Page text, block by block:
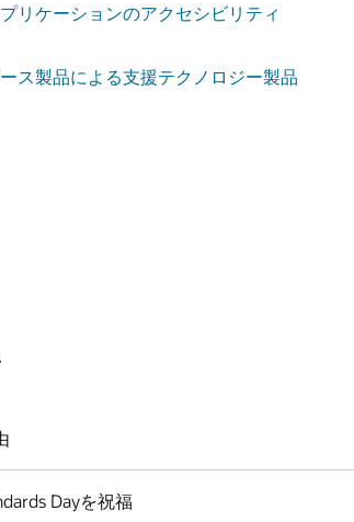
リケーションのアクセシビリティ
ス製品による支援テクノロジー製品
Dayを祝福